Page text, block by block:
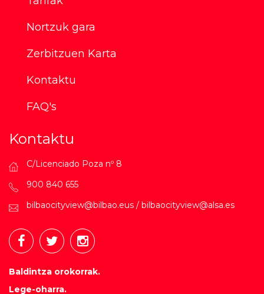
Nortzuk gara
Zerbitzuen Karta
Kontaktu
FAQ's
Kontaktu
C/Licenciado Poza nº 8
900 840 655
bilbaocityview@bilbao.eus / bilbaocityview@alsa.es
Baldintza orokorrak.
Lege-oharra.